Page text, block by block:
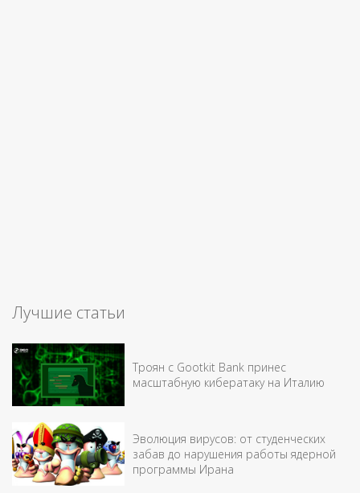
Лучшие статьи
Троян с Gootkit Bank принес
масштабную кибератаку на Италию
Эволюция вирусов: от студенческих
забав до нарушения работы ядерной
программы Ирана